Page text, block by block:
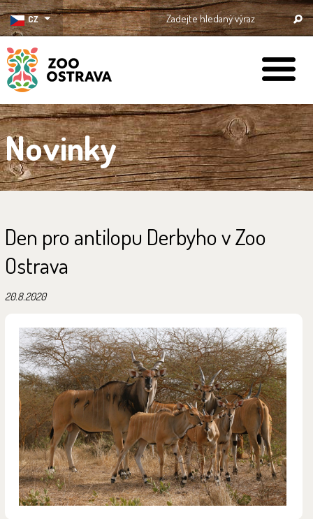
CZ
ZOO Ostrava
Novinky
Den pro antilopu Derbyho v Zoo
Ostrava
20.8.2020